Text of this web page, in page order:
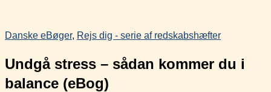
Danske eBøger, Rejs dig - serie af redskabshæfter
Undgå stress – sådan kommer du i
balance (eBog)